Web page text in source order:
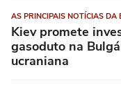
AS PRINCIPAIS NOTÍCIAS DA
Kiev promete
gasoduto na
ucraniana